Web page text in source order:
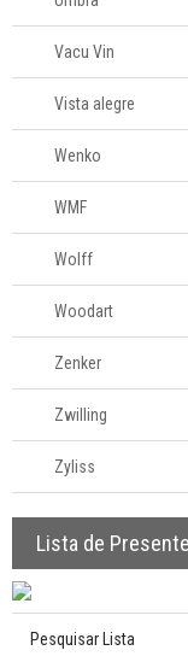
Vacu Vin
Vista alegre
Wenko
WMF
Wolff
Woodart
Zenker
Zwilling
Zyliss
Lista de
Pesquisar Lista